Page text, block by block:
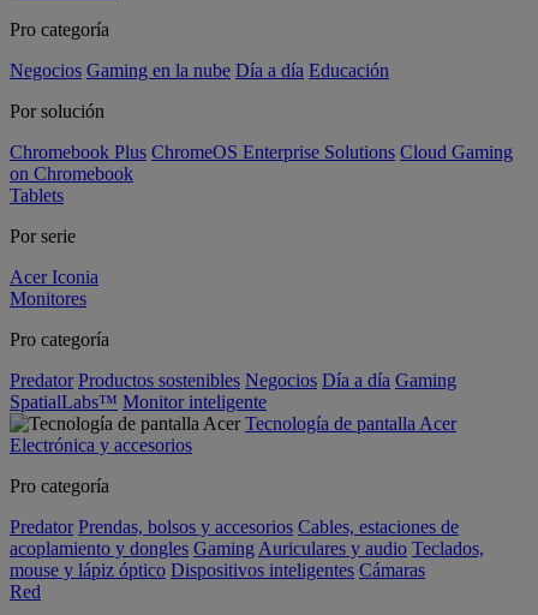
Pro categoría
Negocios Gaming en la nube Día a día Educación
Por solución
Chromebook Plus ChromeOS Enterprise Solutions Cloud Gaming
on Chromebook
Tablets
Por serie
Acer Iconia
Monitores
Pro categoría
Predator Productos sostenibles Negocios Día a día Gaming
SpatialLabs™ Monitor inteligente
Tecnología de pantalla Acer
Electrónica y accesorios
Pro categoría
Predator Prendas, bolsos y accesorios Cables, estaciones de
acoplamiento y dongles Gaming Auriculares y audio Teclados,
mouse y lápiz óptico Dispositivos inteligentes Cámaras
Red